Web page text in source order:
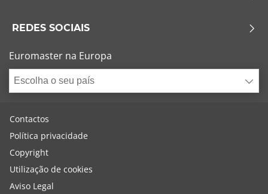
REDES SOCIAIS
Euromaster na Europa
Escolha o seu país
Contactos
Política privacidade
Copyright
Utilização de cookies
Aviso Legal